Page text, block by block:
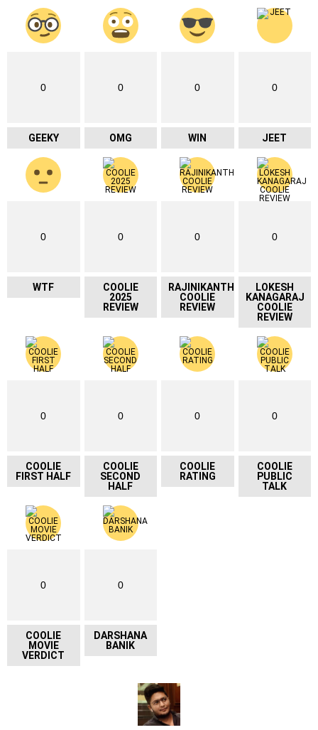
0
GEEKY
0
OMG
0
WIN
0
JEET
0
WTF
0
COOLIE
2025
REVIEW
0
RAJINIKANTH
COOLIE
REVIEW
0
LOKESH
KANAGARAJ
COOLIE
REVIEW
0
COOLIE
FIRST HALF
0
COOLIE
SECOND
HALF
0
COOLIE
RATING
0
COOLIE
PUBLIC
TALK
0
COOLIE
MOVIE
VERDICT
0
DARSHANA
BANIK